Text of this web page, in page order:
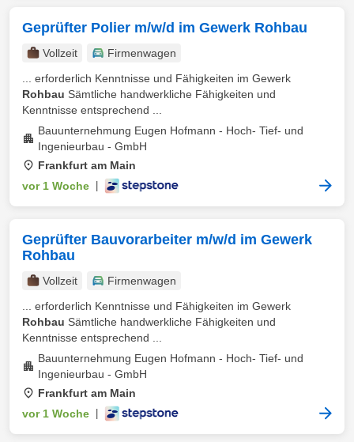
Geprüfter Polier m/w/d im Gewerk Rohbau
Vollzeit
Firmenwagen
... erforderlich Kenntnisse und Fähigkeiten im Gewerk
Rohbau Sämtliche handwerkliche Fähigkeiten und
Kenntnisse entsprechend ...
Bauunternehmung Eugen Hofmann - Hoch- Tief- und
Ingenieurbau - GmbH
Frankfurt am Main
vor 1 Woche
Geprüfter Bauvorarbeiter m/w/d im Gewerk
Rohbau
Vollzeit
Firmenwagen
... erforderlich Kenntnisse und Fähigkeiten im Gewerk
Rohbau Sämtliche handwerkliche Fähigkeiten und
Kenntnisse entsprechend ...
Bauunternehmung Eugen Hofmann - Hoch- Tief- und
Ingenieurbau - GmbH
Frankfurt am Main
vor 1 Woche